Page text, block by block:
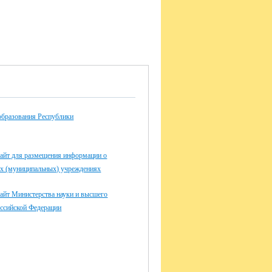
Республики
для размещения информации о
(муниципальных) учреждениях
Министерства науки и высшего
Федерации